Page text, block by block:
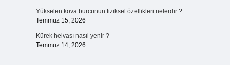
Yükselen kova burcunun fiziksel özellikleri nelerdir ?
Temmuz 15, 2026
Kürek helvası nasıl yenir ?
Temmuz 14, 2026